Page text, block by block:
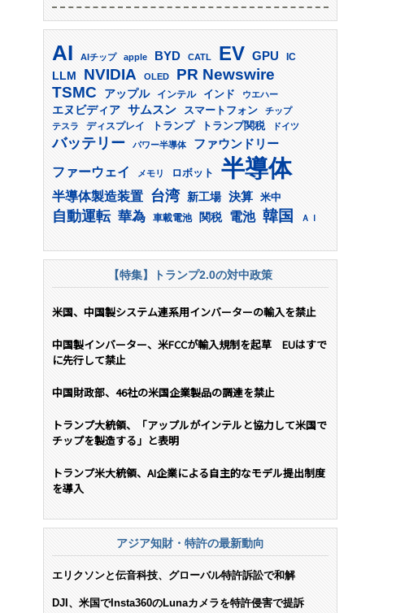
AI AIチップ apple BYD CATL EV GPU IC
LLM NVIDIA OLED PR Newswire
TSMC アップル インテル インド ウエハー
エヌビディア サムスン スマートフォン
チップ
テスラ
ディスプレイ トランプ トランプ関税 ドイツ
バッテリー パワー半導体 ファウンドリー
ファーウェイ メモリ ロボット 半導体
半導体製造装置 台湾 新工場 決算 米中
自動運転 華為 車載電池 関税 電池 韓国 ＡＩ
【特集】トランプ2.0の対中政策
米国、中国製システム連系用インバーターの輸入を禁止
中国製インバーター、米FCCが輸入規制を起草 EUはすで
に先行して禁止
中国財政部、46社の米国企業製品の調達を禁止
トランプ大統領、「アップルがインテルと協力して米国で
チップを製造する」と表明
トランプ米大統領、AI企業による自主的なモデル提出制度
を導入
アジア知財・特許の最新動向
エリクソンと伝音科技、グローバル特許訴訟で和解
DJI、米国でInsta360のLunaカメラを特許侵害で提訴